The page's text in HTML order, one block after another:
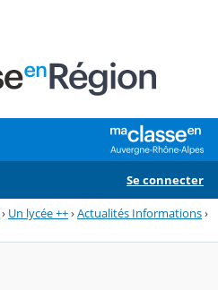
Se connecter
› Un lycée ++›Actualités Informations›